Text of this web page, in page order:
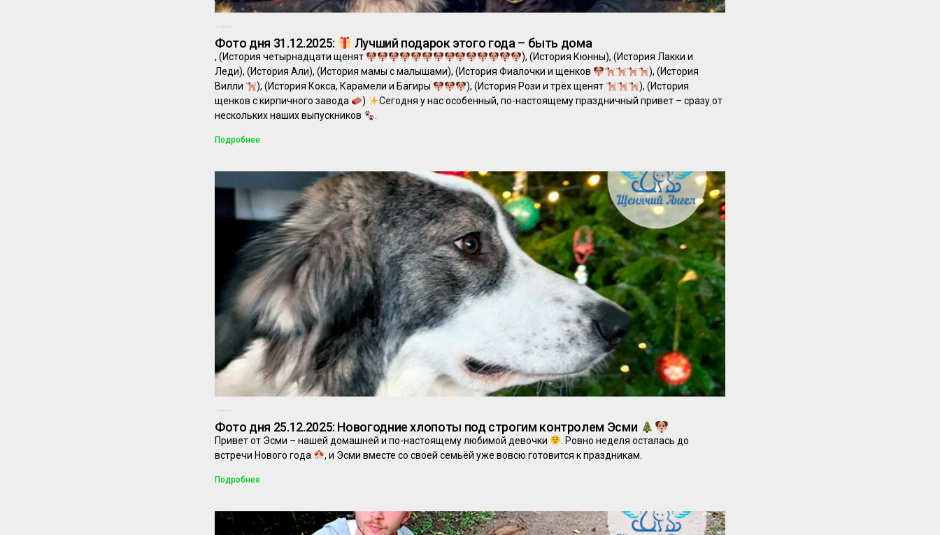
Фото дня 31.12.2025: Лучший подарок этого года – быть дома
, (История четырнадцати щенят
), (История Кюнны), (История Лакки и
Леди), (История Али), (История мамы с малышами), (История Фиалочки и щенков
), (История
Вилли
), (История Кокса, Карамели и Багиры ), (История Рози и трёх щенят
), (История
щенков с кирпичного завода
)
Сегодня у нас особенный, по-настоящему праздничный привет – сразу от
нескольких наших выпускников
.
Подробнее
Фото дня 25.12.2025: Новогодние хлопоты под строгим контролем Эсми
Привет от Эсми – нашей домашней и по-настоящему любимой девочки
. Ровно неделя осталась до
встречи Нового года
, и Эсми вместе со своей семьёй уже вовсю готовится к праздникам.
Подробнее